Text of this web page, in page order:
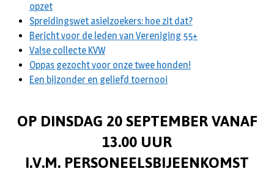
opzet
Spreidingswet asielzoekers: hoe zit dat?
Bericht voor de leden van Vereniging 55+
Valse collecte KVW
Oppas gezocht voor onze twee honden!
Een bijzonder en geliefd toernooi
OP DINSDAG 20 SEPTEMBER VANAF
13.00 UUR
I.V.M. PERSONEELSBIJEENKOMST